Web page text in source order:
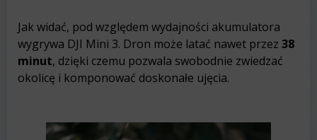
Jak widać, pod względem wydajności akumulatora
wygrywa DJI Mini 3. Dron może latać nawet przez 38
minut, dzięki czemu pozwala swobodnie zwiedzać
okolicę i komponować doskonałe ujęcia.